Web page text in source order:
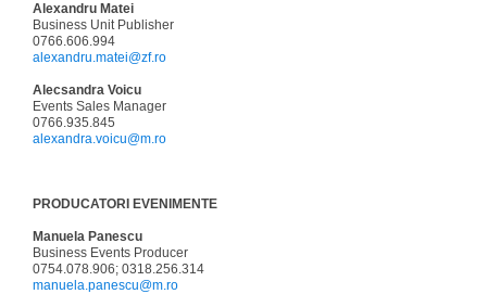
Alexandru Matei
Business Unit Publisher
0766.606.994
alexandru.matei@zf.ro
Alecsandra Voicu
Events Sales Manager
0766.935.845
alexandra.voicu@m.ro
PRODUCATORI EVENIMENTE
Manuela Panescu
Business Events Producer
0754.078.906; 0318.256.314
manuela.panescu@m.ro